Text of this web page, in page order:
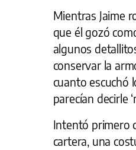
Mientras Jaime
que él gozó
algunos
conservar la
cuanto escuchó
parecían decirle
Intentó primero
cartera, una